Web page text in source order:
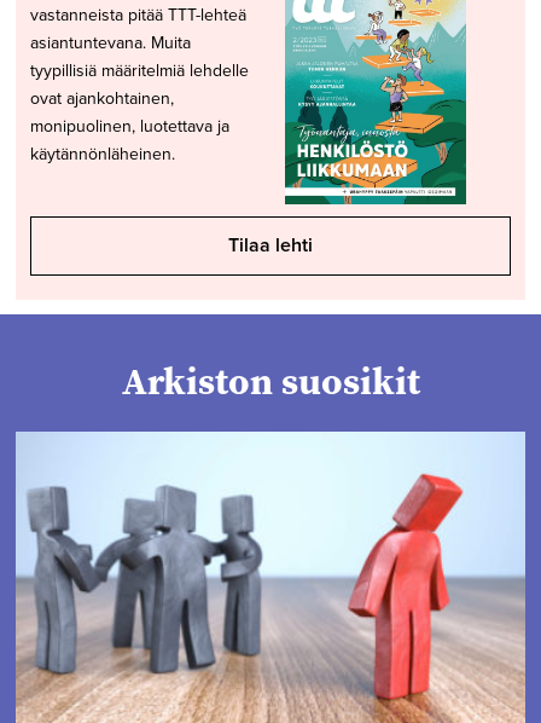
vastanneista pitää TTT-lehteä
asiantuntevana. Muita
tyypillisiä määritelmiä lehdelle
ovat ajankohtainen,
monipuolinen, luotettava ja
käytännönläheinen.
Tilaa lehti
Arkiston suosikit